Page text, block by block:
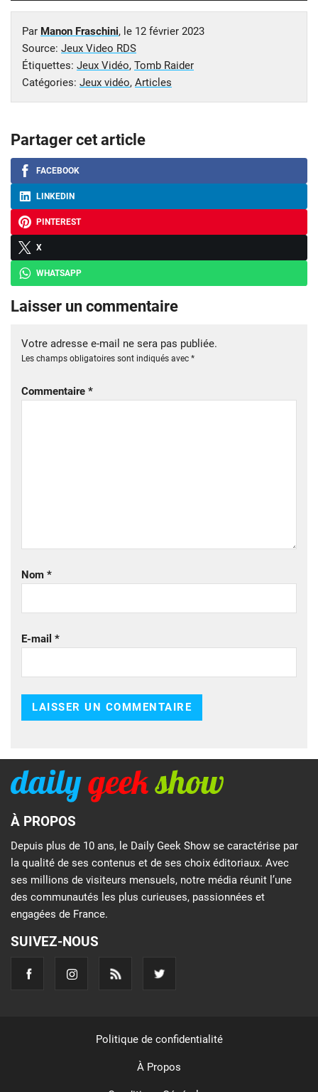
Par Manon Fraschini, le 12 février 2023
Source: Jeux Video RDS
Étiquettes: Jeux Vidéo, Tomb Raider
Catégories: Jeux vidéo, Articles
Partager cet article
FACEBOOK
LINKEDIN
PINTEREST
X
WHATSAPP
Laisser un commentaire
Votre adresse e-mail ne sera pas publiée.
Les champs obligatoires sont indiqués avec *
Commentaire *
Nom *
E-mail *
À PROPOS
Depuis plus de 10 ans, le Daily Geek Show se caractérise par
la qualité de ses contenus et de ses choix éditoriaux. Avec
ses millions de visiteurs mensuels, notre média réunit l’une
des communautés les plus curieuses, passionnées et
engagées de France.
SUIVEZ-NOUS
Politique de confidentialité
À Propos